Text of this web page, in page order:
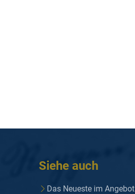
Siehe auch
Das Neueste im Angebot